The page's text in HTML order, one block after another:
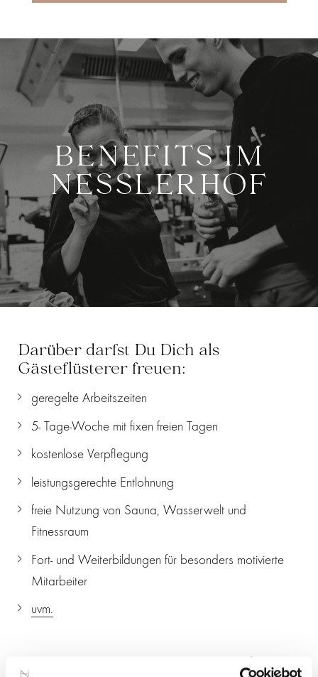
BENEFITS IM
NESSLERHOF
Darüber darfst Du Dich als
Gästeflüsterer freuen:
geregelte Arbeitszeiten
5- Tage-Woche mit fixen freien Tagen
kostenlose Verpflegung
leistungsgerechte Entlohnung
freie Nutzung von Sauna, Wasserwelt und
Fitnessraum
Fort- und Weiterbildungen für besonders motivierte
Mitarbeiter
uvm.
Du benötigst einen Schlafplatz?